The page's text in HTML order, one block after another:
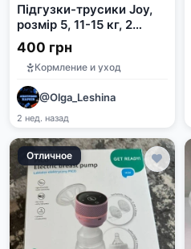
Підгузки-трусики Joy,
розмір 5, 11-15 кг, 2
упаковки
400 грн
Кормление и уход
@Olga_Leshina
2 нед. назад
Отличное